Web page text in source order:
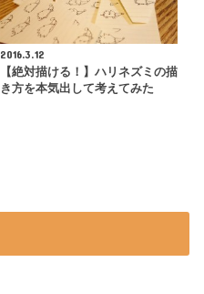
2016.3.12
【絶対描ける！】ハリネズミの描
き方を本気出して考えてみた